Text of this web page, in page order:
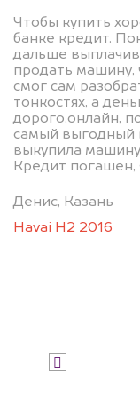
Чтобы купить
банке кредит.
дальше
продать машину,
смог сам
тонкостях, а
дорого.онлайн,
самый выгодный
выкупила
Кредит погашен,
Денис, Казань
Havai H2 2016
Мы